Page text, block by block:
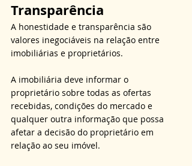
Transparência
A honestidade e transparência são
valores inegociáveis na relação entre
imobiliárias e proprietários.
A imobiliária deve informar o
proprietário sobre todas as ofertas
recebidas, condições do mercado e
qualquer outra informação que possa
afetar a decisão do proprietário em
relação ao seu imóvel.